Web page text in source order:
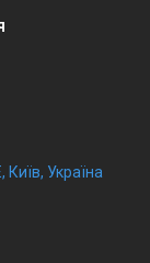
Україна